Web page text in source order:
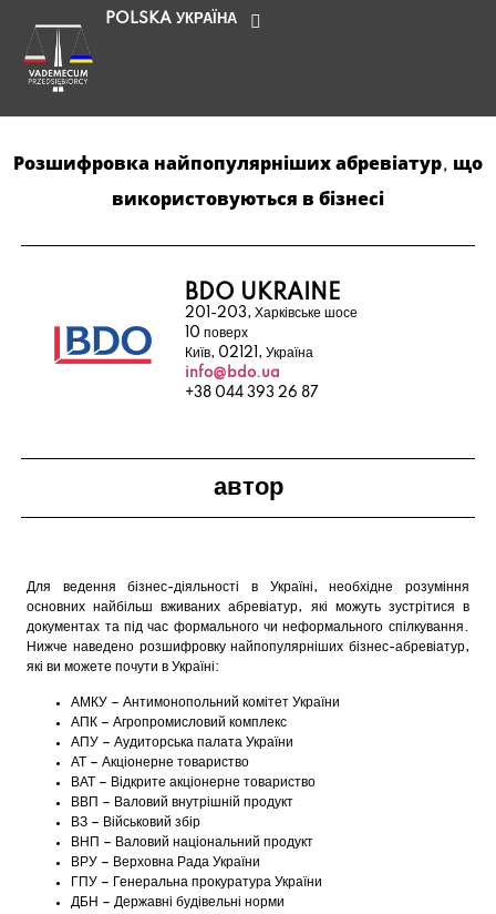
POLSKA УКРАЇНА
Розшифровка найпопулярніших абревіатур, що
використовуються в бізнесі
BDO UKRAINE
201-203, Харківське шосе
10 поверх
Київ, 02121, Україна
info@bdo.ua
+38 044 393 26 87
автор
Для ведення бізнес-діяльності в Україні, необхідне розуміння
основних найбільш вживаних абревіатур, які можуть зустрітися в
документах та під час формального чи неформального спілкування.
Нижче наведено розшифровку найпопулярніших бізнес-абревіатур,
які ви можете почути в Україні:
АМКУ – Антимонопольний комітет України
АПК – Агропромисловий комплекс
АПУ – Аудиторська палата України
АТ – Акціонерне товариство
ВАТ – Відкрите акціонерне товариство
ВВП – Валовий внутрішній продукт
ВЗ – Військовий збір
ВНП – Валовий національний продукт
ВРУ – Верховна Рада України
ГПУ – Генеральна прокуратура України
ДБН – Державні будівельні норми